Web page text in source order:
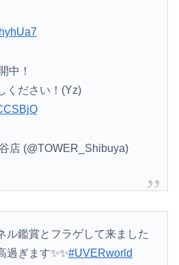
中！
ください！(Yz)
店 (@TOWER_Shibuya)
ル鑑賞とフラゲして来ました
過ぎます✨✨#UVERworld